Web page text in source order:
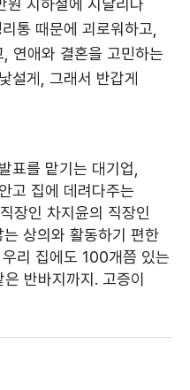
원 지하철에 시달리다
통 때문에 괴로워하고,
연애와 결혼을 고민하는
설게, 그래서 반갑게
표를 맡기는 대기업,
고 집에 데려다주는
장인 차지윤의 직장인
는 상의와 활동하기 편한
리 집에도 100개쯤 있는
은 반바지까지. 고증이